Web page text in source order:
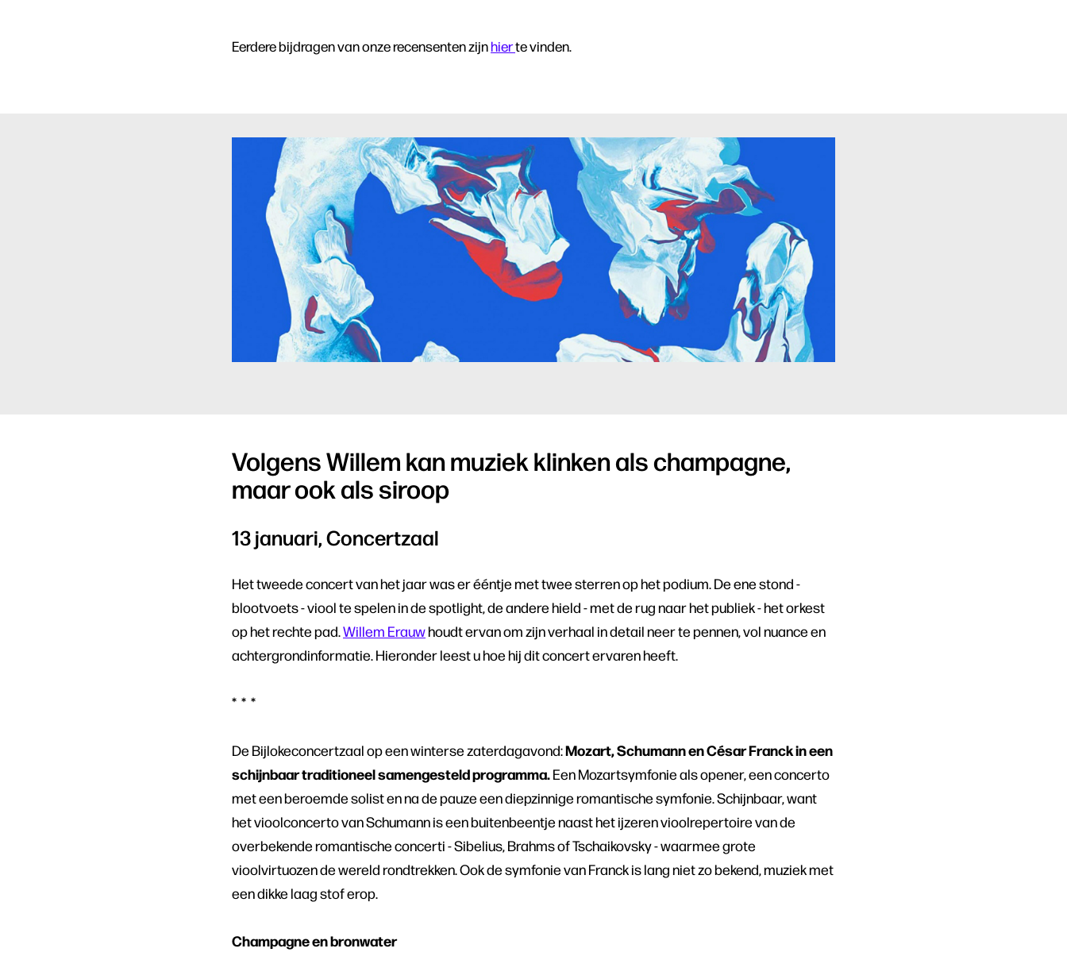
Eerdere bijdragen van onze recensenten zijnhierte vinden.
Volgens Willem kan muziek klinken als champagne,
maar ook als siroop
13 januari, Concertzaal
Het tweede concert van het jaar was er ééntje met twee sterren op het podium. De ene stond -
blootvoets - viool te spelen in de spotlight, de andere hield - met de rug naar het publiek - het orkest
op het rechte pad. Willem Erauwhoudt ervan om zijn verhaal in detail neer te pennen, vol nuance en
achtergrondinformatie. Hieronder leest u hoe hij dit concert ervaren heeft.
* * *
De Bijlokeconcertzaal op een winterse zaterdagavond:Mozart, Schumann en César Franck in een
schijnbaar traditioneel samengesteld programma.Een Mozartsymfonie als opener, een concerto
met een beroemde solist en na de pauze een diepzinnige romantische symfonie. Schijnbaar, want
het vioolconcerto van Schumann is een buitenbeentje naast het ijzeren vioolrepertoire van de
overbekende romantische concerti - Sibelius, Brahms of Tschaikovsky - waarmee grote
vioolvirtuozen de wereld rondtrekken. Ook de symfonie van Franck is lang niet zo bekend, muziek met
een dikke laag stof erop.
Champagne en bronwater